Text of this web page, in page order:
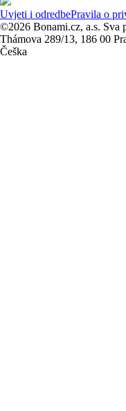
Uvjeti i odredbePravila o
©2026 Bonami.cz, a.s. Sva
Thámova 289/13, 186 00
Češka